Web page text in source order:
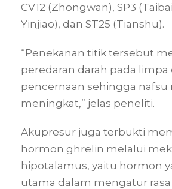
CV12 (Zhongwan), SP3
Yinjiao), dan ST25 (Tianshu).
“Penekanan titik tersebut
peredaran darah pada limpa
pencernaan sehingga nafsu
meningkat,” jelas peneliti.
Akupresur juga terbukti
hormon ghrelin melalui
hipotalamus, yaitu hormon
utama dalam mengatur rasa